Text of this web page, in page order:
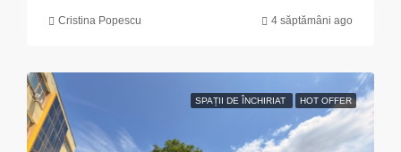
Cristina Popescu 4 săptămâni ago
SPAȚII DE ÎNCHIRIAT HOT OFFER